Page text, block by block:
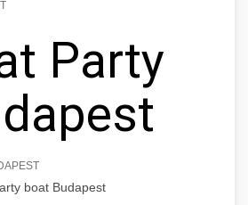
Party
boat Budapest